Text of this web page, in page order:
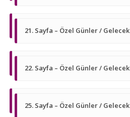
21. Sayfa – Özel Günler / Gelecek
22. Sayfa – Özel Günler / Gelecek
25. Sayfa – Özel Günler / Gelecek